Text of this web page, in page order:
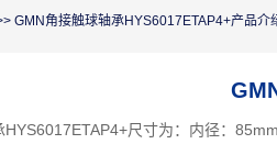
GMN角接触球轴承HYS6017ETAP4+产品介
尺寸为：内径：